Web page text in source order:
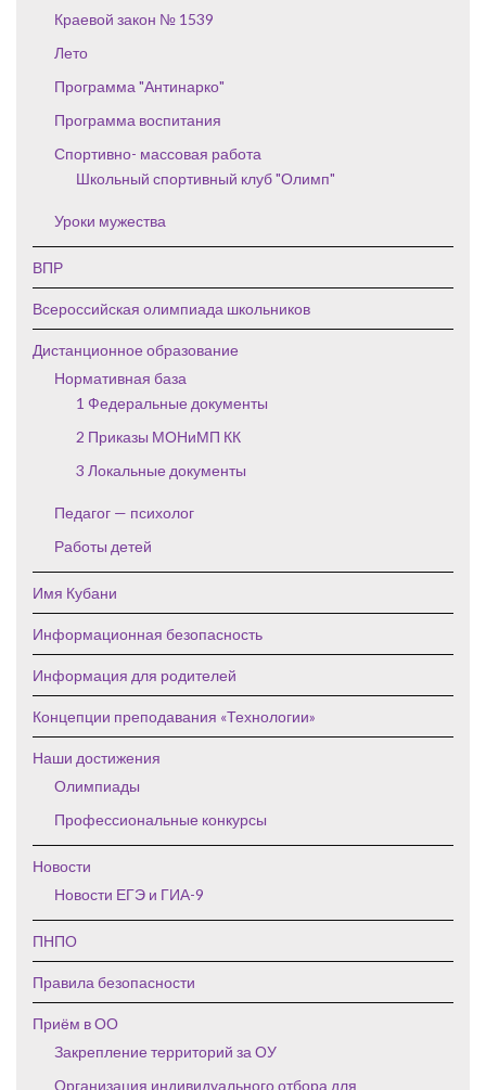
Краевой закон № 1539
Лето
Программа "Антинарко"
Программа воспитания
Спортивно- массовая работа
Школьный спортивный клуб "Олимп"
Уроки мужества
ВПР
Всероссийская олимпиада школьников
Дистанционное образование
Нормативная база
1 Федеральные документы
2 Приказы МОНиМП КК
3 Локальные документы
Педагог — психолог
Работы детей
Имя Кубани
Информационная безопасность
Информация для родителей
Концепции преподавания «Технологии»
Наши достижения
Олимпиады
Профессиональные конкурсы
Новости
Новости ЕГЭ и ГИА-9
ПНПО
Правила безопасности
Приём в ОО
Закрепление территорий за ОУ
Организация индивидуального отбора для